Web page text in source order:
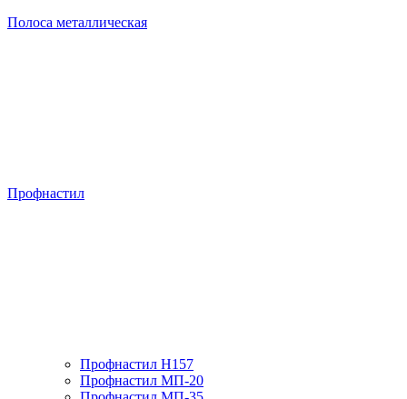
Полоса металлическая
Профнастил
Профнастил H157
Профнастил МП-20